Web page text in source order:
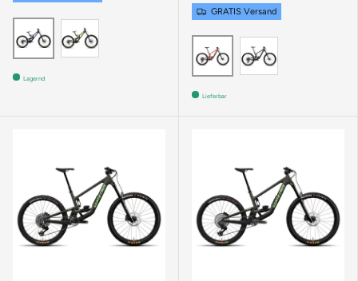
GLOSS LIQUID BLUE
Lagernd
GRATIS Versand
GLOSS BRICK RED
Lieferbar